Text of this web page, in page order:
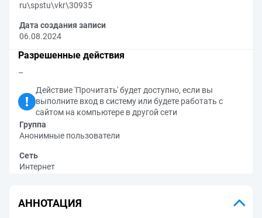
ru\spstu\vkr\30935
Дата создания записи
06.08.2024
Разрешенные действия
–
Действие 'Прочитать' будет доступно, если вы
выполните вход в систему или будете работать с
сайтом на компьютере в другой сети
Группа
Анонимные пользователи
Сеть
Интернет
АННОТАЦИЯ